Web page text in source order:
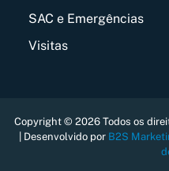
SAC e Emergências
Visitas
Copyright © 2026 Todos os
| Desenvolvido por B2S